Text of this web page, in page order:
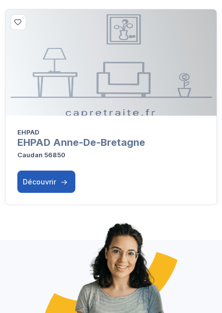
EHPAD
EHPAD Anne-De-Bretagne
Caudan 56850
Découvrir